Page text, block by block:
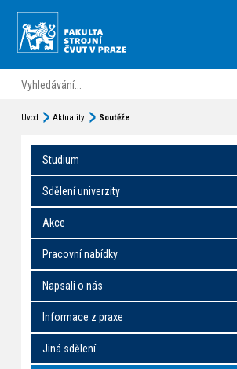
Úvod Aktuality Soutěže
Studium
Sdělení univerzity
Akce
Pracovní nabídky
Napsali o nás
Informace z praxe
Jiná sdělení